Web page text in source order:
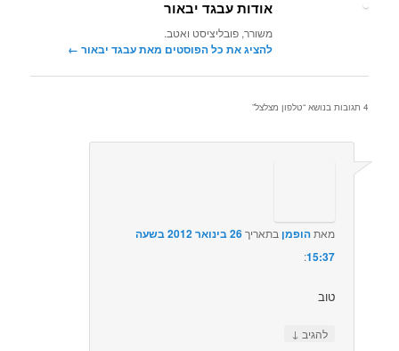
אודות עבגד יבאור
משורר, פובליציסט ואטב.
להציג את כל הפוסטים מאת עבגד יבאור‏ ←
4 תגובות בנושא “ טלפון מצלצל”
מאתהופמן בתאריך
26 בינואר 2012 בשעה
15:37
:‏
טוב
להגיב ↓